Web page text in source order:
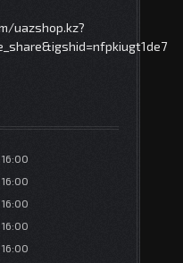
uazshop.kz?
16:00
16:00
16:00
16:00
16:00